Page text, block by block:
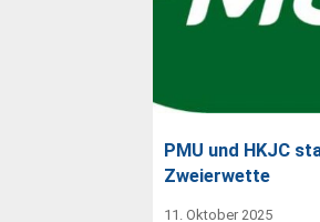
PMU und HKJC
Zweierwette
11. Oktober 2025